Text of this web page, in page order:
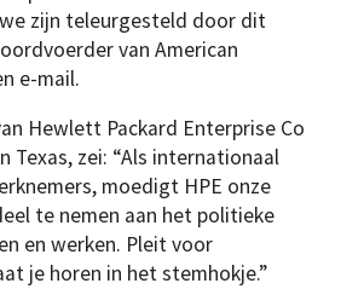
zijn teleurgesteld door dit
van American
e-mail.
Hewlett Packard Enterprise Co
Texas, zei: “Als internationaal
moedigt HPE onze
te nemen aan het politieke
en werken. Pleit voor
je horen in het stemhokje.”